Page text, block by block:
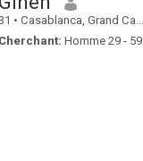
• Casablanca, Grand Casablanca, Maroc
Cherchant: Homme 29 - 59